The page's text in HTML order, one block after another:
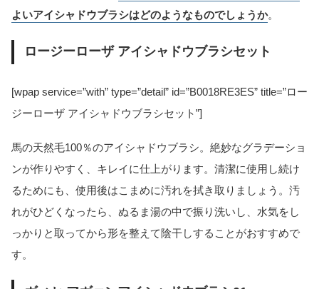
よいアイシャドウブラシはどのようなものでしょうか。
ロージーローザ アイシャドウブラシセット
[wpap service=”with” type=”detail” id=”B0018RE3ES” title=”ロー
ジーローザ アイシャドウブラシセット”]
馬の天然毛100％のアイシャドウブラシ。絶妙なグラデーショ
ンが作りやすく、キレイに仕上がります。清潔に使用し続け
るためにも、使用後はこまめに汚れを拭き取りましょう。汚
れがひどくなったら、ぬるま湯の中で振り洗いし、水気をし
っかりと取ってから形を整えて陰干しすることがおすすめで
す。